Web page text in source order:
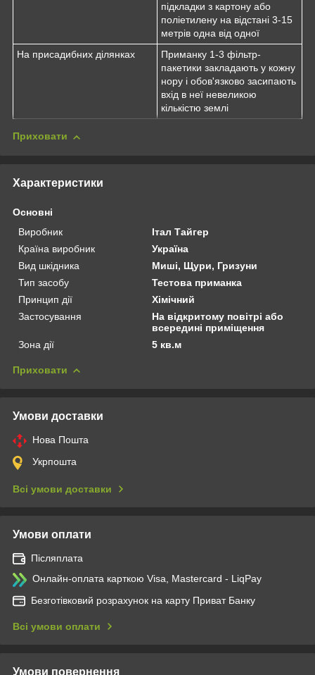
підкладки з картону або
поліетилену на відстані 3-15
метрів одна від одної
На присадибних ділянках
Приманку 1-3 фільтр-
пакетики закладають у кожну
нору і обов'язково засипають
вхід в неї невеликою
кількістю землі
Приховати
Характеристики
Основні
Виробник
Італ Тайгер
Країна виробник
Україна
Вид шкідника
Миші, Щури, Гризуни
Тип засобу
Тестова приманка
Принцип дії
Хімічний
Застосування
На відкритому повітрі або
всередині приміщення
Зона дії
5 кв.м
Приховати
Умови доставки
Нова Пошта
Укрпошта
Всі умови доставки
Умови оплати
Післяплата
Онлайн-оплата карткою Visa, Mastercard - LiqPay
Безготівковий розрахунок на карту Приват Банку
Всі умови оплати
Умови повернення